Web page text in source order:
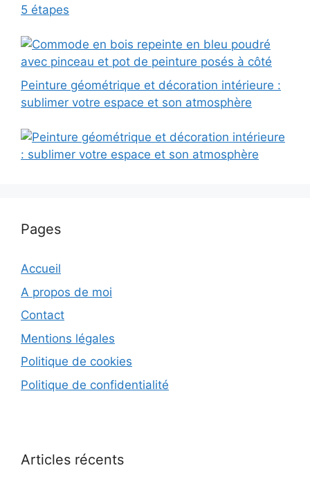
5 étapes
Peinture géométrique et décoration intérieure :
sublimer votre espace et son atmosphère
Pages
Accueil
A propos de moi
Contact
Mentions légales
Politique de cookies
Politique de confidentialité
Articles récents